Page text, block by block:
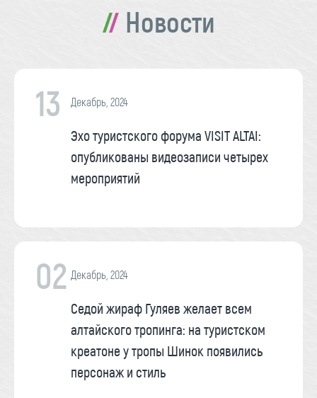
Новости
13 Декабрь, 2024
Эхо туристского форума VISIT ALTAI:
опубликованы видеозаписи четырех
мероприятий
02 Декабрь, 2024
Седой жираф Гуляев желает всем
алтайского тропинга: на туристском
креатоне у тропы Шинок появились
персонаж и стиль